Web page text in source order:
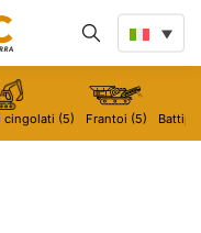
cingolati (5) Frantoi (5)